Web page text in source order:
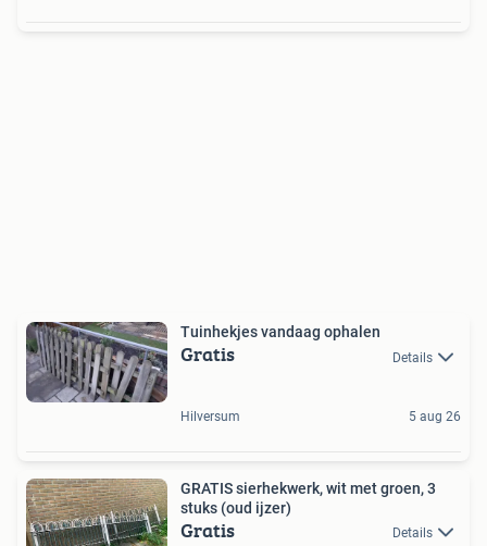
Tuinhekjes vandaag ophalen
Gratis Details
Hilversum 5 aug 26
GRATIS sierhekwerk, wit met groen, 3
stuks (oud ijzer)
Gratis Details